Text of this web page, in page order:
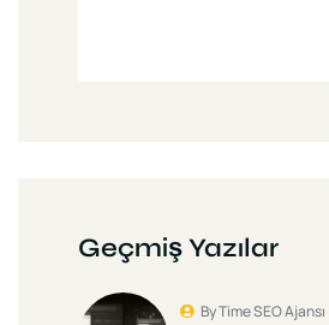
Geçmiş Yazılar
By Time SEO Ajansı